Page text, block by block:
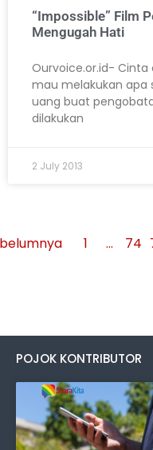
“Impossible” Film
Mengugah Hati
Ourvoice.or.id-
mau melakukan apa
uang buat
dilakukan
2 July 2013
1 … 74
POJOK KONTRIBUTOR